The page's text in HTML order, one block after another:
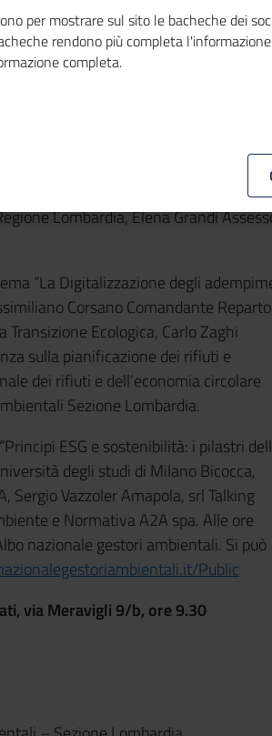
L’Albo Gestori ambientali punto di
dell’incontro della Camera di
maggio a Palazzo Turati, via
l’introduzione dei lavori con Marco
Lombardia. Seguono le Tavole
Nella prima Tavola rotonda alle
circolare” con Laura D’Aprile,
Vicesegretario UNIONCAMERE,
Lombardia, Elena Grandi
“La Digitalizzazione degli
Corsano Comandante Reparto
Ecologica, Carlo Zaghi
sulla pianificazione dei rifiuti e
dei rifiuti e dell’economia circolare
Sezione Lombardia.
ESG e sostenibilità: i pilastri
degli studi di Milano Bicocca,
Sergio Vazzoler Amapola, srl Talking
e Normativa A2A spa. Alle ore
nazionale gestori ambientali. Si può
Public
via Meravigli 9/b, ore 9.30
per mostrare sul sito le bacheche dei
rendono più completa
completa.